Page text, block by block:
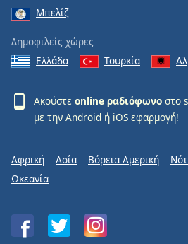
Μπελίζ
Δημοφιλείς χώρες
Ελλάδα
Τουρκία
Ακούστε online ραδιόφωνο στο
με την Android ή iOS εφαρμογή!
Αφρική Ασία Βόρεια Αμερική
Ωκεανία